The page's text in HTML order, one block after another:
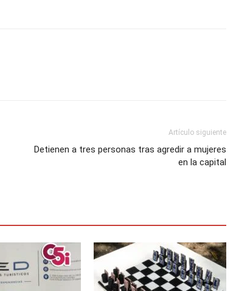
Artículo siguiente
Detienen a tres personas tras agredir a mujeres
en la capital